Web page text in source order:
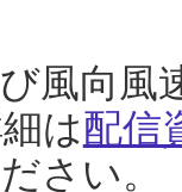
風向風
は配信
さい。